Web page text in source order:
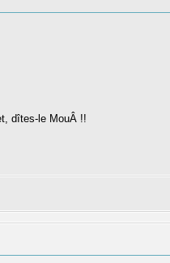
dîtes-le MouÂ !!